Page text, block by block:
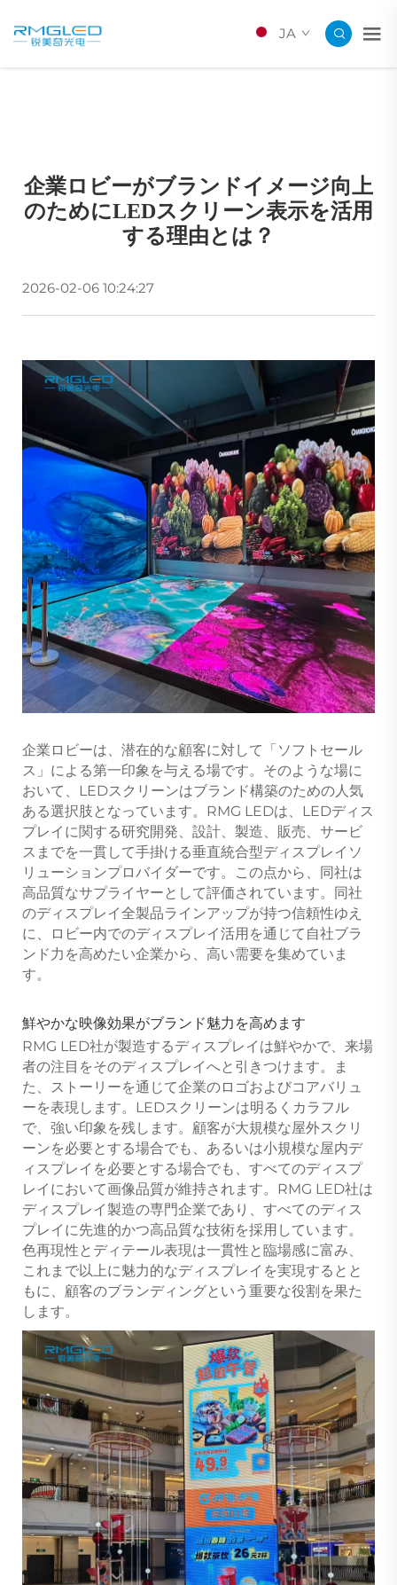
JA
企業ロビーがブランドイメージ向上
のためにLEDスクリーン表示を活用
する理由とは？
2026-02-06 10:24:27
企業ロビーは、潜在的な顧客に対して「ソフトセール
ス」による第一印象を与える場です。そのような場に
おいて、LEDスクリーンはブランド構築のための人気
ある選択肢となっています。RMG LEDは、LEDディス
プレイに関する研究開発、設計、製造、販売、サービ
スまでを一貫して手掛ける垂直統合型ディスプレイソ
リューションプロバイダーです。この点から、同社は
高品質なサプライヤーとして評価されています。同社
のディスプレイ全製品ラインアップが持つ信頼性ゆえ
に、ロビー内でのディスプレイ活用を通じて自社ブラ
ンド力を高めたい企業から、高い需要を集めていま
す。
鮮やかな映像効果がブランド魅力を高めます
RMG LED社が製造するディスプレイは鮮やかで、来場
者の注目をそのディスプレイへと引きつけます。ま
た、ストーリーを通じて企業のロゴおよびコアバリュ
ーを表現します。LEDスクリーンは明るくカラフル
で、強い印象を残します。顧客が大規模な屋外スクリ
ーンを必要とする場合でも、あるいは小規模な屋内デ
ィスプレイを必要とする場合でも、すべてのディスプ
レイにおいて画像品質が維持されます。RMG LED社は
ディスプレイ製造の専門企業であり、すべてのディス
プレイに先進的かつ高品質な技術を採用しています。
色再現性とディテール表現は一貫性と臨場感に富み、
これまで以上に魅力的なディスプレイを実現するとと
もに、顧客のブランディングという重要な役割を果た
します。